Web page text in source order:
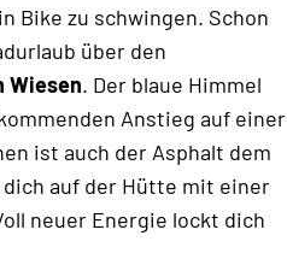
Bike zu schwingen. Schon
über den
Wiesen. Der blaue Himmel
Anstieg auf einer
ist auch der Asphalt dem
auf der Hütte mit einer
neuer Energie lockt dich